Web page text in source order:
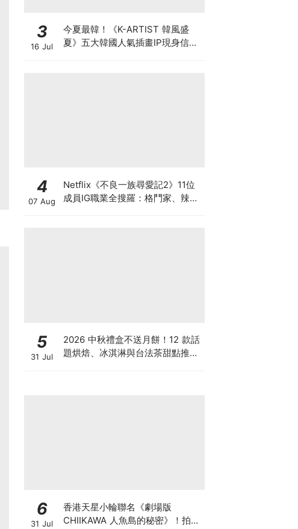
3
16 Jul
今夏最韓！《K-ARTIST 韓風盛
夏》五大韓國人氣插畫IP現身信義
4
07 Aug
Netflix《不良一族尋愛記2》11位
成員IG職業全搜羅：格鬥家、辣妹
5
31 Jul
2026 中秋禮盒不送月餅！12 款話
題烘焙、冰淇淋與台法茶甜點推
6
31 Jul
香港天星小輪聯名《劇場版
CHIIKAWA 人魚島的秘密》！拍照